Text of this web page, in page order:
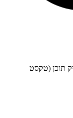
תוכן (טקסט